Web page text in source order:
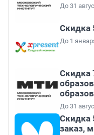
До 31
Скидка
До 1
Скидка
До 31
Скидка
заказ,